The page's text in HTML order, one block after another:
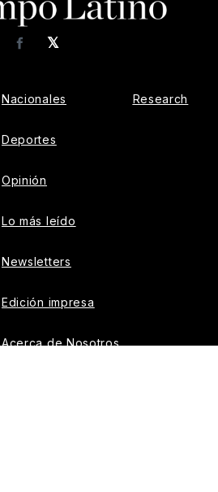
𝕏
Facebook
Nacionales
Deportes
Opinión
Lo más leído
Newsletters
Edición impresa
Acerca de Nosotros
Research